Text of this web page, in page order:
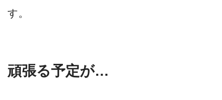
す。
頑張る予定が…